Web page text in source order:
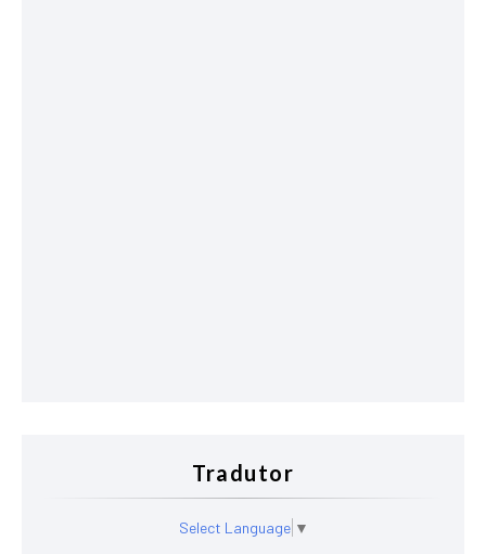
Tradutor
Select Language ▼